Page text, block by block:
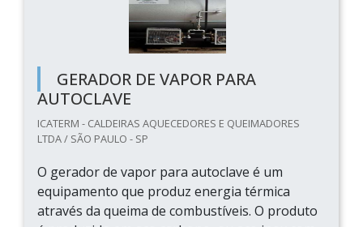
GERADOR DE VAPOR PARA
AUTOCLAVE
ICATERM - CALDEIRAS AQUECEDORES E QUEIMADORES
LTDA / SÃO PAULO - SP
O gerador de vapor para autoclave é um
equipamento que produz energia térmica
através da queima de combustíveis. O produto